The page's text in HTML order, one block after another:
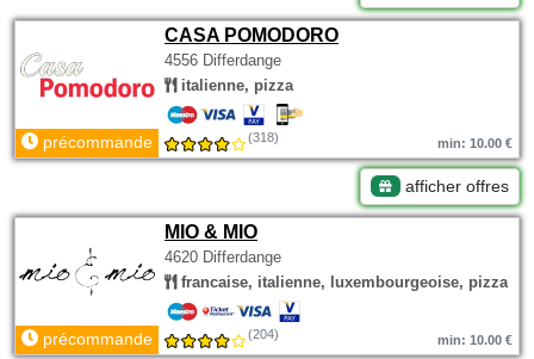
CASA POMODORO
4556 Differdange
italienne, pizza
précommande (318) min: 10.00 €
afficher offres
MIO & MIO
4620 Differdange
francaise, italienne, luxembourgeoise, pizza
précommande (204) min: 10.00 €